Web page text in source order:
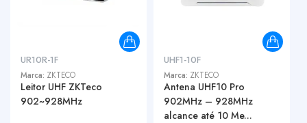
UR10R-1F
Marca: ZKTECO
Leitor UHF ZKTeco
902~928MHz
UHF1-10F
Marca: ZKTECO
Antena UHF10 Pro
902MHz – 928MHz
alcance até 10 Me...